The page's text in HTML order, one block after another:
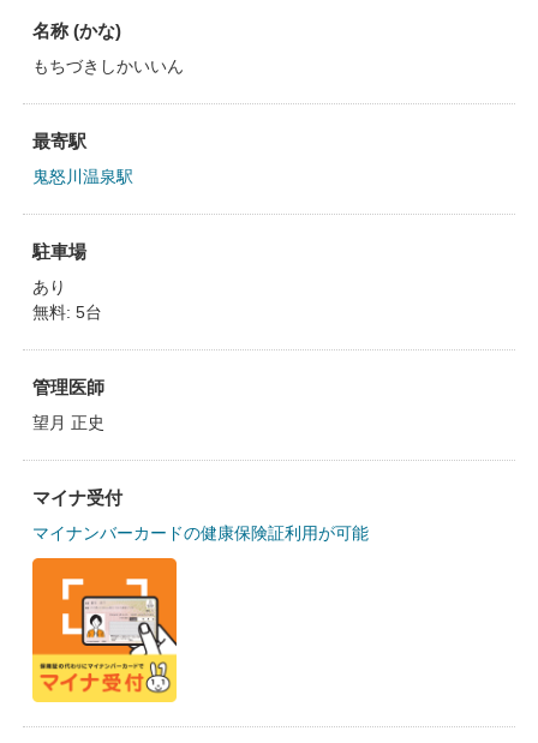
名称 (かな)
もちづきしかいいん
最寄駅
鬼怒川温泉駅
駐車場
あり
無料: 5台
管理医師
望月 正史
マイナ受付
マイナンバーカードの健康保険証利用が可能